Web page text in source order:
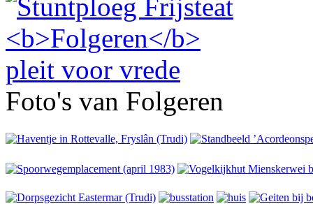
Foto's van Folgeren